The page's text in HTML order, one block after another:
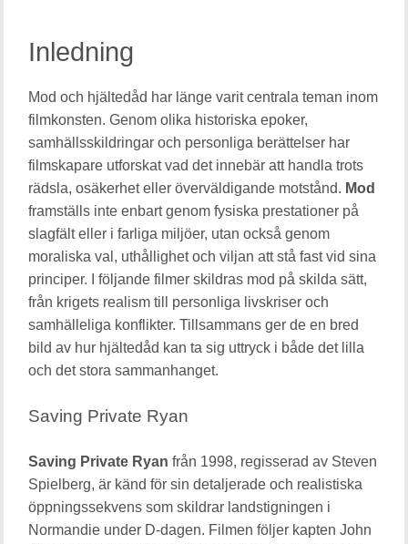
Inledning
Mod och hjältedåd har länge varit centrala teman inom
filmkonsten. Genom olika historiska epoker,
samhällsskildringar och personliga berättelser har
filmskapare utforskat vad det innebär att handla trots
rädsla, osäkerhet eller överväldigande motstånd. Mod
framställs inte enbart genom fysiska prestationer på
slagfält eller i farliga miljöer, utan också genom
moraliska val, uthållighet och viljan att stå fast vid sina
principer. I följande filmer skildras mod på skilda sätt,
från krigets realism till personliga livskriser och
samhälleliga konflikter. Tillsammans ger de en bred
bild av hur hjältedåd kan ta sig uttryck i både det lilla
och det stora sammanhanget.
Saving Private Ryan
Saving Private Ryan från 1998, regisserad av Steven
Spielberg, är känd för sin detaljerade och realistiska
öppningssekvens som skildrar landstigningen i
Normandie under D-dagen. Filmen följer kapten John